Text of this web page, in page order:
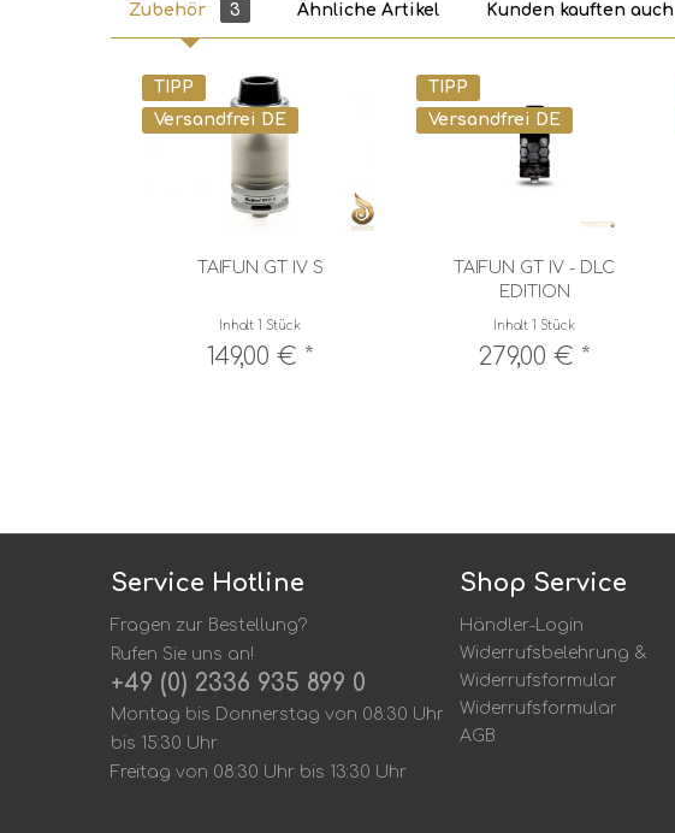
Zubehör 3 Ähnliche Artikel Kunden kauften auch
TIPP
Versandfrei DE
TAIFUN GT IV S
Inhalt 1 Stück
149,00 € *
TIPP
Versandfrei DE
TAIFUN GT IV - DLC
EDITION
Inhalt 1 Stück
279,00 € *
Service Hotline
Fragen zur Bestellung?
Rufen Sie uns an!
+49 (0) 2336 935 899 0
Montag bis Donnerstag von 08:30 Uhr
bis 15:30 Uhr
Freitag von 08:30 Uhr bis 13:30 Uhr
Shop Service
Händler-Login
Widerrufsbelehrung &
Widerrufsformular
Widerrufsformular
AGB